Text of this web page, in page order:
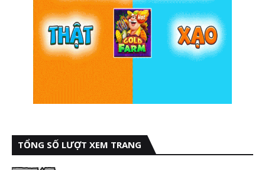
TỔNG SỐ LƯỢT XEM TRANG